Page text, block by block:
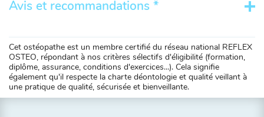
Avis et recommandations *
Cet ostéopathe est un membre certifié du réseau national REFLEX
OSTEO, répondant à nos critères sélectifs d'éligibilité (formation,
diplôme, assurance, conditions d'exercices...). Cela signifie
également qu'il respecte la charte déontologie et qualité veillant à
une pratique de qualité, sécurisée et bienveillante.